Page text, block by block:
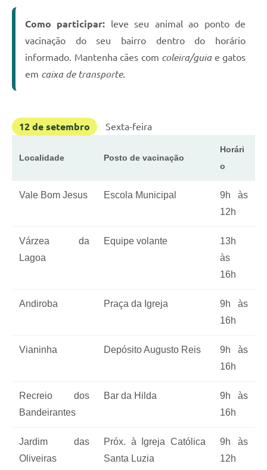
Como participar: leve seu animal ao ponto de
vacinação do seu bairro dentro do horário
informado. Mantenha cães com coleira/guiae gatos
em caixa de transporte.
12 de setembro Sexta-feira
Localidade Posto de vacinação
Horári
o
Vale Bom Jesus Escola Municipal
9h às
12h
Várzea da
Lagoa
Equipe volante
13h
às
16h
Andiroba Praça da Igreja
9h às
16h
Vianinha Depósito Augusto Reis
9h às
16h
Recreio dos
Bandeirantes
Bar da Hilda
9h às
16h
Jardim das
Oliveiras
Próx. à Igreja Católica
Santa Luzia
9h às
12h